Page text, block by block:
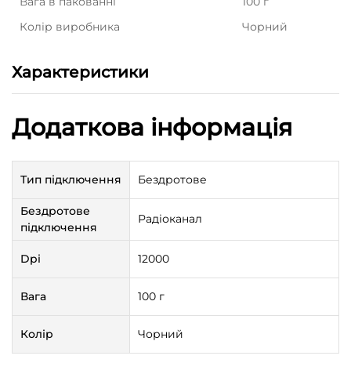
Колір виробника
Чорний
Характеристики
Додаткова інформація
Тип підключення Бездротове
Бездротове
підключення
Радіоканал
Dpi 12000
Вага 100 г
Колір Чорний